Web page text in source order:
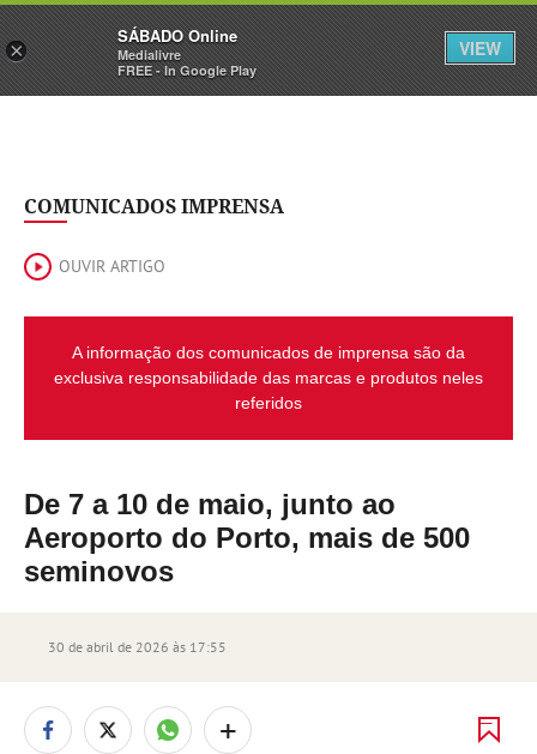
Sábado Assine Iniciar Sessão
COMUNICADOS IMPRENSA
OUVIR ARTIGO
A informação dos comunicados de imprensa são da
exclusiva responsabilidade das marcas e produtos neles
referidos
De 7 a 10 de maio, junto ao
Aeroporto do Porto, mais de 500
seminovos
30 de abril de 2026 às 17:55
+
×
SÁBADO Online
Medialivre
FREE - In Google Play
VIEW